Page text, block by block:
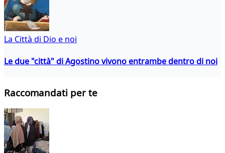
La Città di Dio e noi
Le due "città" di Agostino vivono entrambe dentro di noi
Raccomandati per te